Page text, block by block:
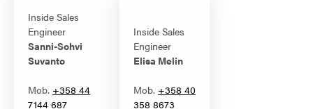
Inside Sales
Engineer
Sanni-Sohvi
Suvanto
Mob. +358 44
7144 687
Inside Sales
Engineer
Elisa Melin
Mob. +358 40
358 8673